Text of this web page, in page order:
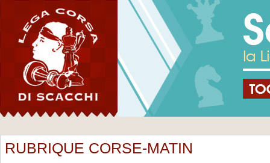
RUBRIQUE CORSE-MATIN